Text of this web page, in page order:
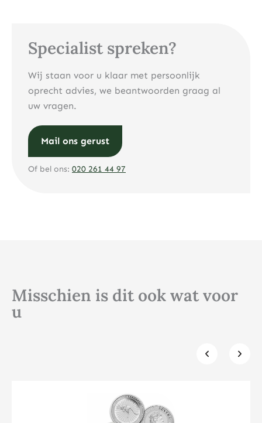
Specialist spreken?
Wij staan voor u klaar met persoonlijk
oprecht advies, we beantwoorden graag al
uw vragen.
Mail ons gerust
Of bel ons: 020 261 44 97
Misschien is dit ook wat voor
u
Klik hier